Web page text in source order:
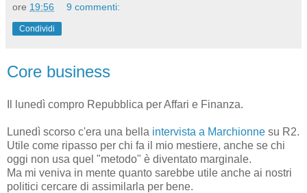
ore 19:56 9 commenti:
Condividi
Core business
Il lunedì compro Repubblica per Affari e Finanza.
Lunedì scorso c'era una bella intervista a Marchionne su R2.
Utile come ripasso per chi fa il mio mestiere, anche se chi
oggi non usa quel "metodo" è diventato marginale.
Ma mi veniva in mente quanto sarebbe utile anche ai nostri
politici cercare di assimilarla per bene.